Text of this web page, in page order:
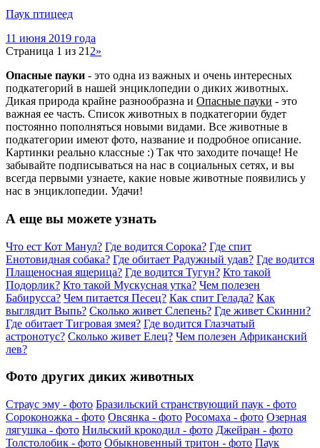
Паук птицеед
11 июня 2019 года
Страница 1 из 21 2»
Опасные пауки - это одна из важных и очень интересных
подкатегорий в нашей энциклопедии о диких животных.
Дикая природа крайне разнообразна и Опасные пауки - это
важная ее часть. Список животных в подкатегории будет
постоянно пополняться новыми видами. Все животные в
подкатегории имеют фото, название и подробное описание.
Картинки реально классные :) Так что заходите почаще! Не
забывайте подписываться на нас в социальных сетях, и вы
всегда первыми узнаете, какие новые животные появились у
нас в энциклопедии. Удачи!
А еще вы можете узнать
Что ест Кот Манул? Где водится Сорока? Где спит
Енотовидная собака? Где обитает Радужный удав? Где водится
Плащеносная ящерица? Где водится Тугун? Кто такой
Подорлик? Кто такой Мускусная утка? Чем полезен
Бабирусса? Чем питается Песец? Как спит Гелада? Как
выглядит Выпь? Сколько живет Слепень? Где живет Скинни?
Где обитает Тигровая змея? Где водится Глазчатый
астронотус? Сколько живет Елец? Чем полезен Африканский
лев?
Фото других диких животных
Страус эму - фото Бразильский странствующий паук - фото
Сороконожка - фото Овсянка - фото Росомаха - фото Озерная
лягушка - фото Нильский крокодил - фото Джейран - фото
Толстолобик - фото Обыкновенный тритон - фото Паук